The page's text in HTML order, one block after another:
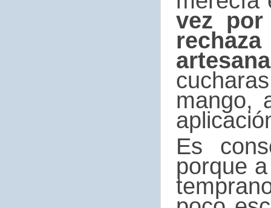
vez
mango,
Es
porque